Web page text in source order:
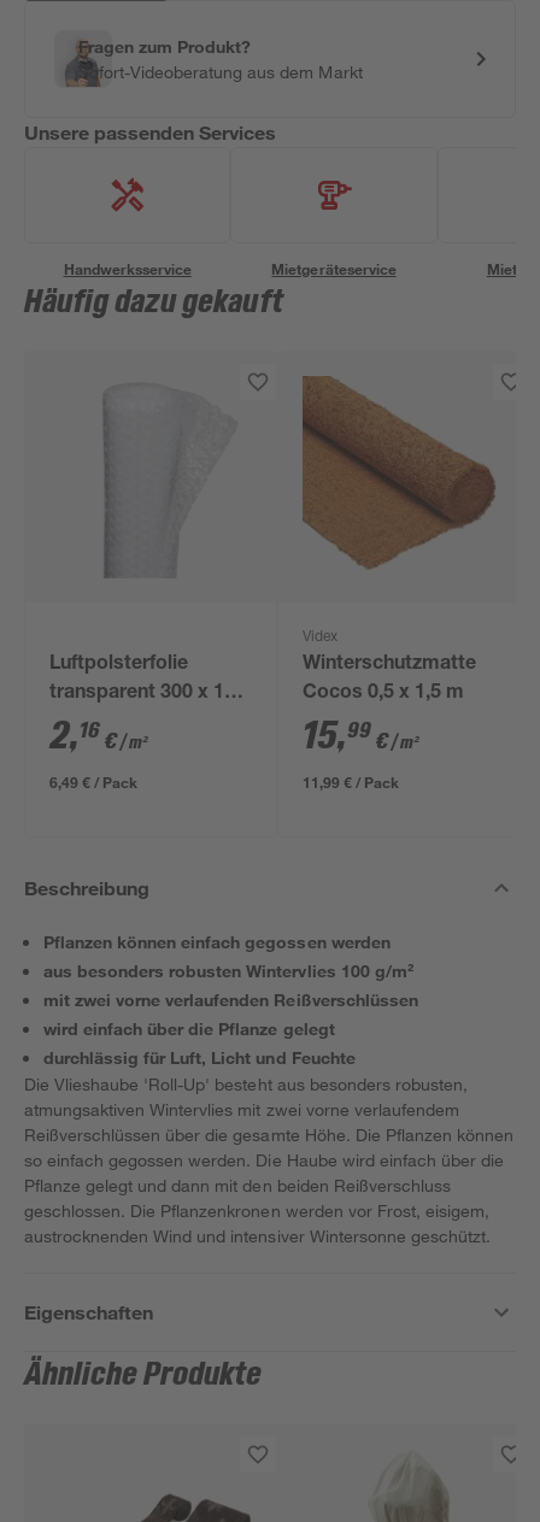
Fragen zum Produkt?
Sofort-Videoberatung aus dem Markt
Unsere passenden Services
Handwerksservice Mietgeräteservice
Häufig dazu gekauft
Luftpolsterfolie
transparent 300 x 100
cm, kleine Noppen
2,16 €/ m²
6,49 € / Pack
Videx
Winterschutzmatte
Cocos 0,5 x 1,5 m
15,99 €/ m²
11,99 € / Pack
Beschreibung
Pflanzen können einfach gegossen werden
aus besonders robusten Wintervlies 100 g/m²
mit zwei vorne verlaufenden Reißverschlüssen
wird einfach über die Pflanze gelegt
durchlässig für Luft, Licht und Feuchte
Die Vlieshaube 'Roll-Up' besteht aus besonders robusten,
atmungsaktiven Wintervlies mit zwei vorne verlaufendem
Reißverschlüssen über die gesamte Höhe. Die Pflanzen können
so einfach gegossen werden. Die Haube wird einfach über die
Pflanze gelegt und dann mit den beiden Reißverschluss
geschlossen. Die Pflanzenkronen werden vor Frost, eisigem,
austrocknenden Wind und intensiver Wintersonne geschützt.
Eigenschaften
Ähnliche Produkte